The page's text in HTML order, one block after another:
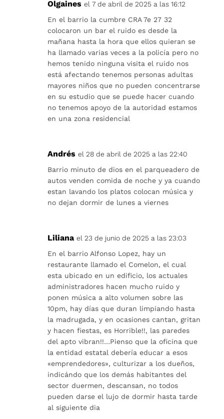
Olgaines el 7 de abril de 2025 a las 16:12
En el barrio la cumbre CRA 7e 27 32
colocaron un bar el ruido es desde la
mañana hasta la hora que ellos quieran se
ha llamado varias veces a la policía pero no
hemos tenido ninguna visita el ruido nos
está afectando tenemos personas adultas
mayores niños que no pueden concentrarse
en su estudio que se puede hacer cuando
no tenemos apoyo de la autoridad estamos
en una zona residencial
Andrés el 28 de abril de 2025 a las 22:40
Barrio minuto de dios en el parqueadero de
autos venden comida de noche y ya cuando
estan lavando los platos colocan música y
no dejan dormir de lunes a viernes
Liliana el 23 de junio de 2025 a las 23:03
En el barrio Alfonso Lopez, hay un
restaurante llamado el Comelon, el cual
esta ubicado en un edificio, los actuales
administradores hacen mucho ruido y
ponen música a alto volumen sobre las
10pm, hay días que duran limpiando hasta
la madrugada, y en ocasiones cantan, gritan
y hacen fiestas, es Horrible!!, las paredes
del apto vibran!!…Pienso que la oficina que
la entidad estatal debería educar a esos
«emprendedores», culturizar a los dueños,
indicándo que los demás habitantes del
sector duermen, descansan, no todos
pueden darse el lujo de dormir hasta tarde
al siguiente dia